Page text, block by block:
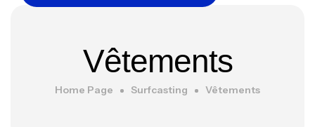
Vêtements
Home Page Surfcasting Vêtements